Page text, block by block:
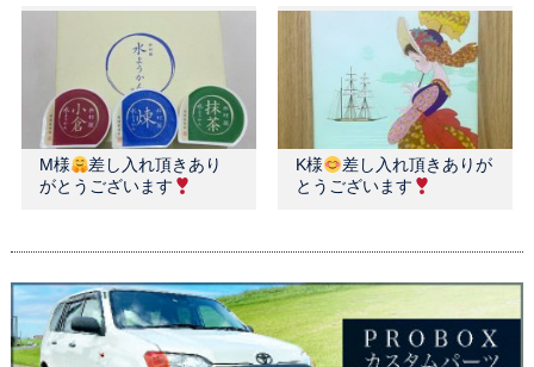
M様
差し入れ頂きあり
がとうございます
K様
差し入れ頂きありが
とうございます